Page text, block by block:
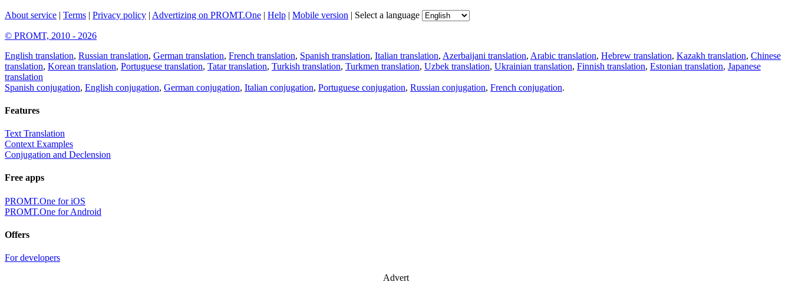
About service | Terms | Privacy policy | Advertizing on PROMT.One | Help | Mobile version | Select a language
© PROMT, 2010 - 2026
English translation, Russian translation, German translation, French translation, Spanish translation, Italian translation, Azerbaijani translation, Arabic translation, Hebrew translation, Kazakh translation, Chinese
translation, Korean translation, Portuguese translation, Tatar translation, Turkish translation, Turkmen translation, Uzbek translation, Ukrainian translation, Finnish translation, Estonian translation, Japanese
translation
Spanish conjugation, English conjugation, German conjugation, Italian conjugation, Portuguese conjugation, Russian conjugation, French conjugation.
Features
Text Translation
Context Examples
Conjugation and Declension
Free apps
PROMT.One for iOS
PROMT.One for Android
Offers
For developers
Advert